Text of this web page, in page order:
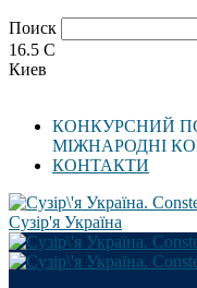
Поиск
16.5 C
Киев
КОНКУРСНИЙ
МІЖНАРОДНІ
КОНТАКТИ
Сузір'я Україна